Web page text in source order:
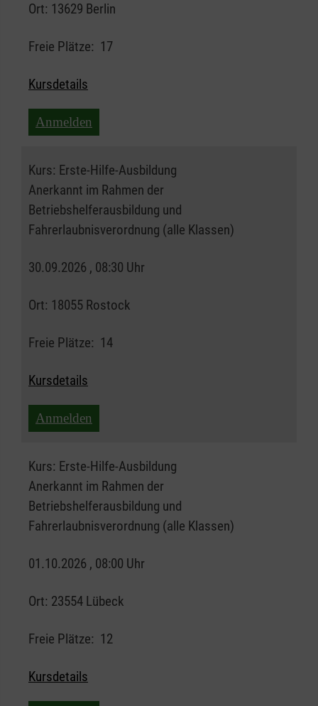
Ort: 13629 Berlin
Freie Plätze: 17
Kursdetails
Anmelden
Kurs: Erste-Hilfe-Ausbildung
Anerkannt im Rahmen der
Betriebshelferausbildung und
Fahrerlaubnisverordnung (alle Klassen)
30.09.2026 , 08:30 Uhr
Ort: 18055 Rostock
Freie Plätze: 14
Kursdetails
Anmelden
Kurs: Erste-Hilfe-Ausbildung
Anerkannt im Rahmen der
Betriebshelferausbildung und
Fahrerlaubnisverordnung (alle Klassen)
01.10.2026 , 08:00 Uhr
Ort: 23554 Lübeck
Freie Plätze: 12
Kursdetails